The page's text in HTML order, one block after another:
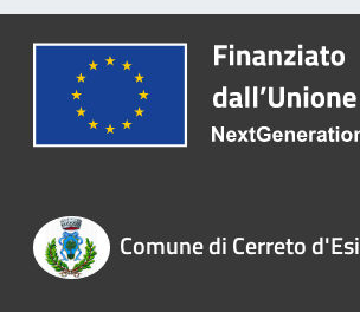
Comune di Cerreto d'Esi